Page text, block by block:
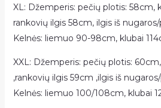
XL: Džemperis: pečių plotis: 58cm,
rankovių ilgis 58cm, ilgis iš
Kelnės: liemuo 90-98cm, klubai
XXL: Džemperis: pečių plotis:
,rankovių ilgis 59cm ,ilgis iš
Kelnės: liemuo 100/108cm, klubai